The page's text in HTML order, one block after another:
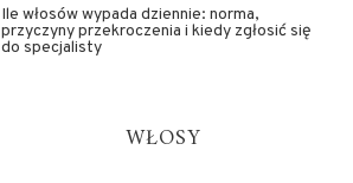
Ile włosów wypada dziennie: norma,
przyczyny przekroczenia i kiedy zgłosić się
do specjalisty
WŁOSY